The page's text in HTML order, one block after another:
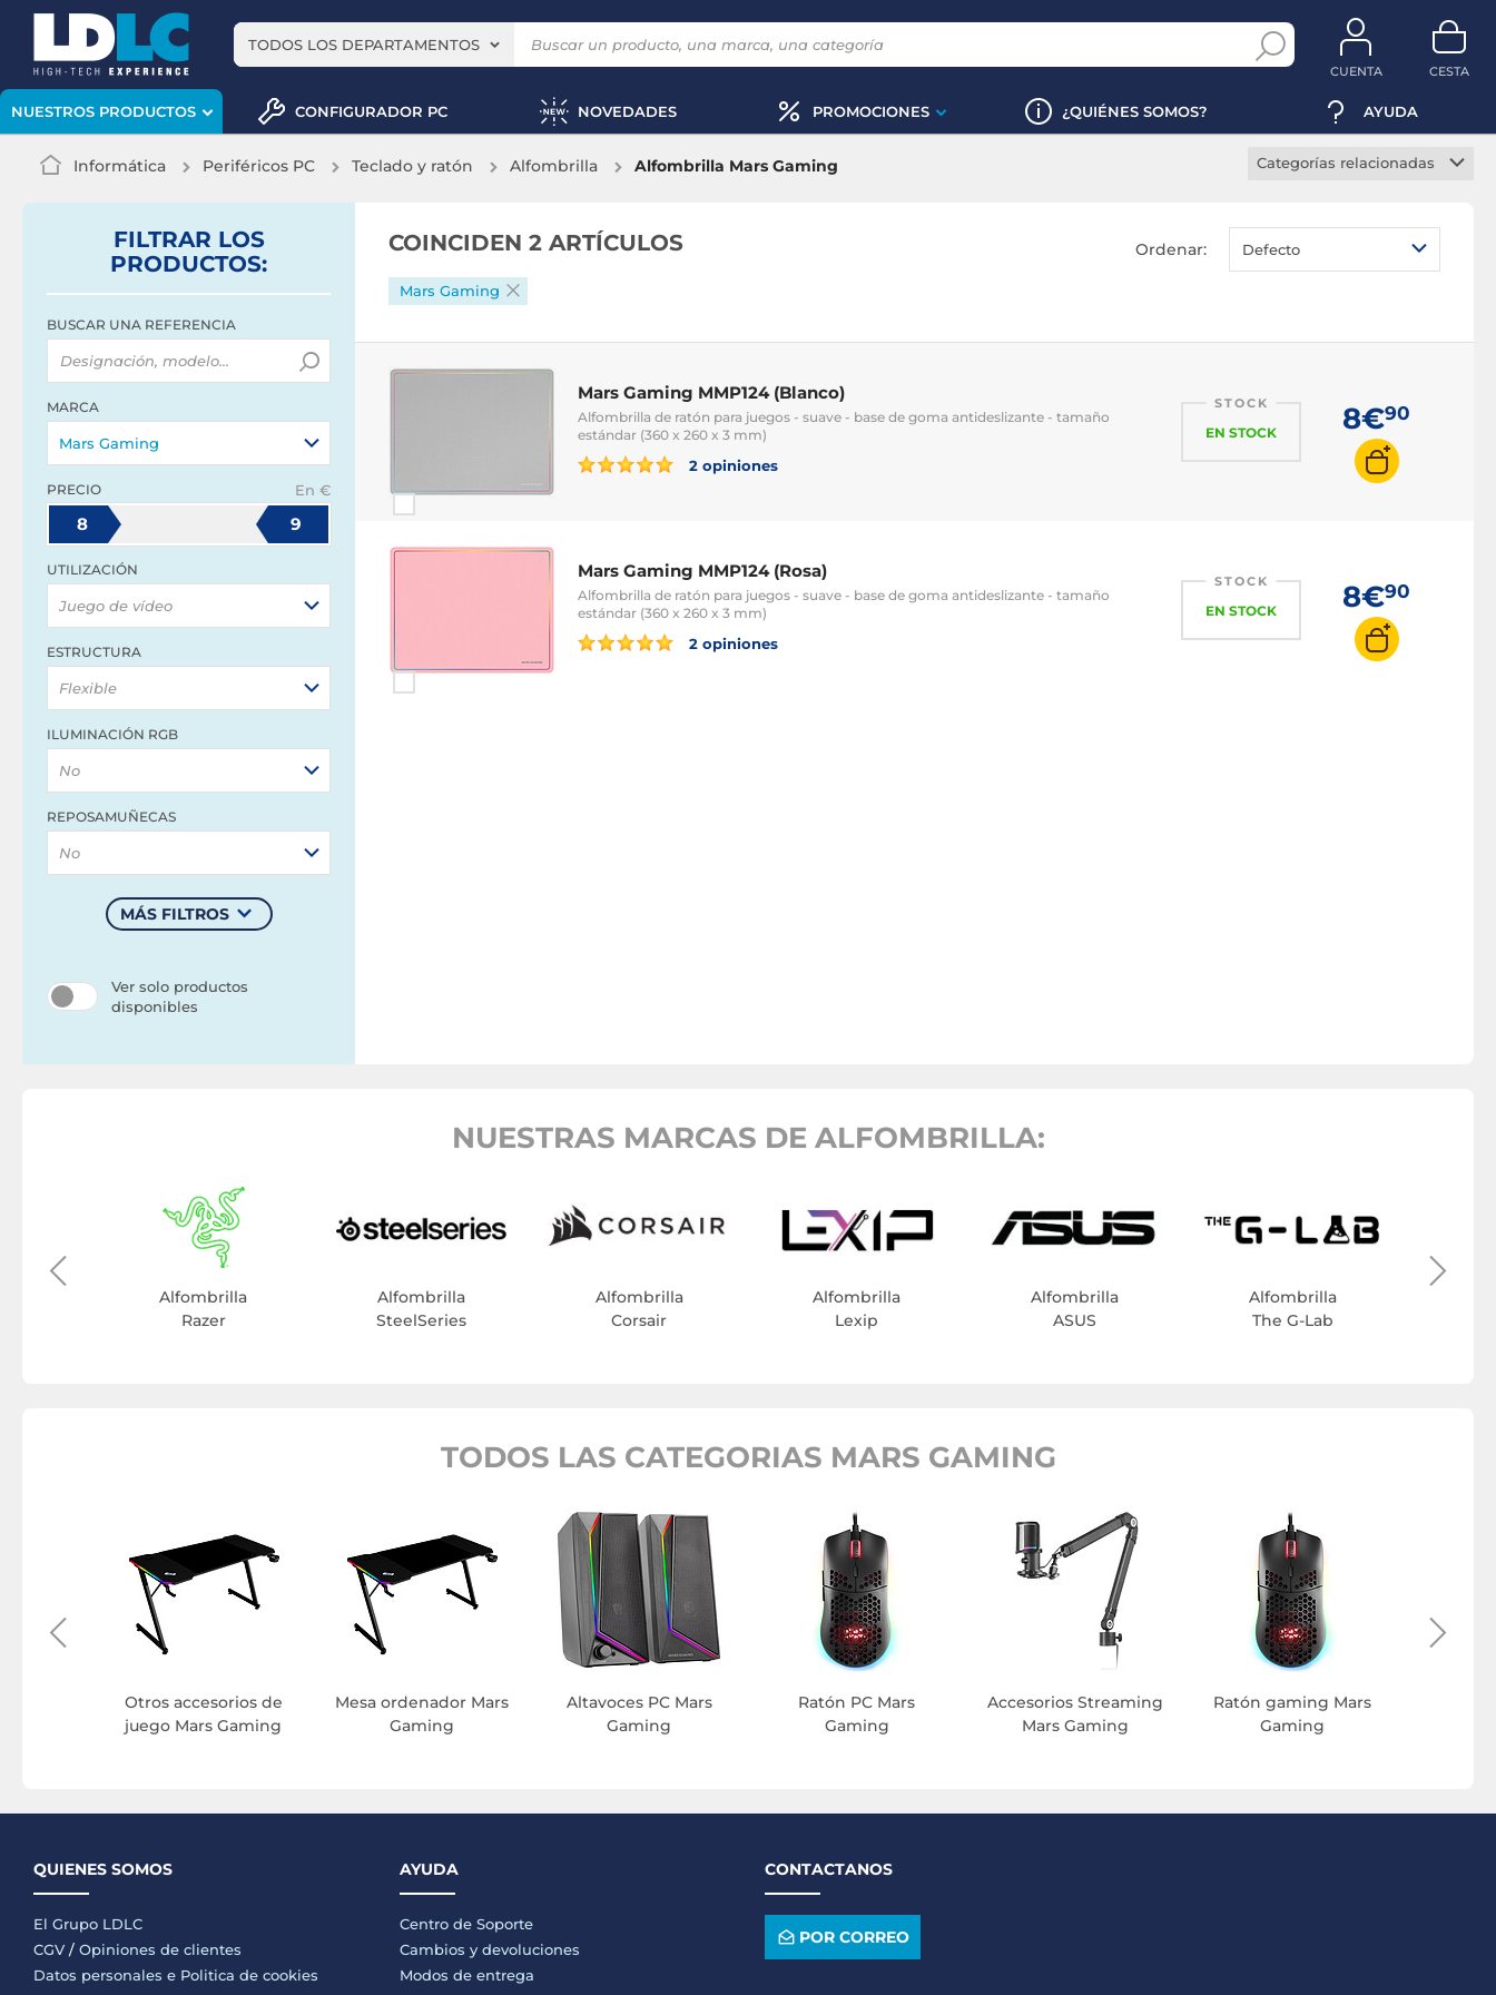
TODOS LOS DEPARTAMENTOS
CUENTA CESTA
NUESTROS PRODUCTOS CONFIGURADOR PC NOVEDADES PROMOCIONES ¿QUIÉNES SOMOS? AYUDA
Informática Periféricos PC Teclado y ratón Alfombrilla Alfombrilla Mars Gaming
Categorías relacionadas
Alfombrilla
reposamuñecas
FILTRAR LOS
PRODUCTOS:
BUSCAR UNA REFERENCIA
MARCA
Mars Gaming
PRECIO En €
8 9
UTILIZACIÓN
Juego de vídeo
ESTRUCTURA
Flexible
ILUMINACIÓN RGB
No
REPOSAMUÑECAS
No
MÁS FILTROS
Ver solo productos
disponibles
COINCIDEN 2 ARTÍCULOS Ordenar: Defecto
Mars Gaming
Mars Gaming MMP124 (Blanco)
Alfombrilla de ratón para juegos - suave - base de goma antideslizante - tamaño
estándar (360 x 260 x 3 mm)
2 opiniones
STOCK
EN STOCK 8€90
Mars Gaming MMP124 (Rosa)
Alfombrilla de ratón para juegos - suave - base de goma antideslizante - tamaño
estándar (360 x 260 x 3 mm)
2 opiniones
STOCK
EN STOCK 8€90
NUESTRAS MARCAS DE ALFOMBRILLA:
Alfombrilla
Razer
Alfombrilla
SteelSeries
Alfombrilla
Corsair
Alfombrilla
Lexip
Alfombrilla
ASUS
Alfombrilla
The G-Lab
TODOS LAS CATEGORIAS MARS GAMING
Otros accesorios de
juego Mars Gaming
Mesa ordenador Mars
Gaming
Altavoces PC Mars
Gaming
Ratón PC Mars
Gaming
Accesorios Streaming
Mars Gaming
Ratón gaming Mars
Gaming
QUIENES SOMOS
El Grupo LDLC
CGV / Opiniones de clientes
Datos personales e Politica de cookies
AYUDA
Centro de Soporte
Cambios y devoluciones
Modos de entrega
CONTACTANOS
POR CORREO